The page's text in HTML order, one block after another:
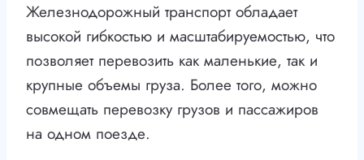
Железнодорожный транспорт обладает
высокой гибкостью и масштабируемостью, что
позволяет перевозить как маленькие, так и
крупные объемы груза. Более того, можно
совмещать перевозку грузов и пассажиров
на одном поезде.